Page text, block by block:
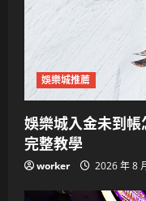
娛樂城推薦
娛樂城入金未到
完整教學
worker 2026 年 8